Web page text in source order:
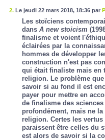
2. Le jeudi 22 mars 2018, 18:36 par
Les stoïciens
dans A new stoicism
finalisme et voient
éclairées par la
hommes de développer
construction n'est pas
qui était finaliste mais en
religion. Le problème
savoir si au fond il est
payer pour mettre en
de finalisme des
profondément, mais ne
religion. Certes les
paraissent être celles du
est alors de savoir si la